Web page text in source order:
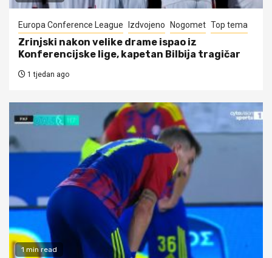
Europa Conference League Izdvojeno Nogomet Top tema
Zrinjski nakon velike drame ispao iz
Konferencijske lige, kapetan Bilbija tragičar
1 tjedan ago
1 min read